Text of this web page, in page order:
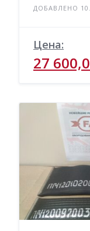
ДОБАВЛЕНО
Цена:
27